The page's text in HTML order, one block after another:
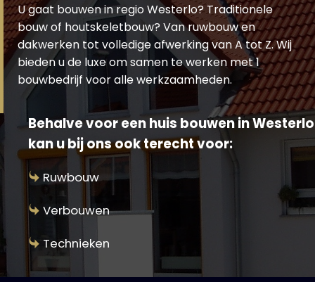
U gaat bouwen in regio Westerlo? Traditionele
bouw of houtskeletbouw? Van ruwbouw en
dakwerken tot volledige afwerking van A tot Z. Wij
bieden u de luxe om samen te werken met 1
bouwbedrijf voor alle werkzaamheden.
Behalve voor een huis bouwen in Westerlo
kan u bij ons ook terecht voor:
Ruwbouw
Verbouwen
Technieken